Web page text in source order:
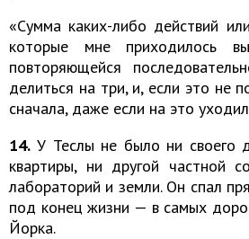
«Сумма каких-либо действий
которые мне приходилось
повторяющейся
делиться на три, и, если это не
сначала, даже если на это
14. У Теслы не было ни своего
квартиры, ни другой частной
лабораторий и земли. Он спал
под конец жизни — в самых
Йорка.